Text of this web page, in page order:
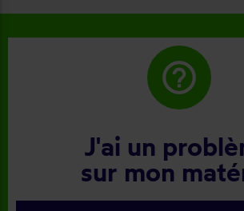
help_outline
J'ai un
sur mon